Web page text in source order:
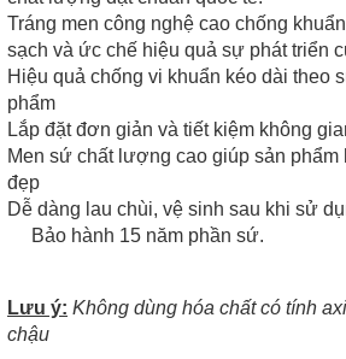
Tráng men công nghệ cao chống
sạch và ức chế hiệu quả sự phát triển
Hiệu quả chống vi khuẩn kéo dài theo
phẩm
Lắp đặt đơn giản và tiết kiệm không
Men sứ chất lượng cao giúp sản phẩm
đẹp
Dễ dàng lau chùi, vệ sinh sau khi sử
Bảo hành 15 năm phần sứ.
Lưu ý: Không dùng hóa chất có tính
chậu